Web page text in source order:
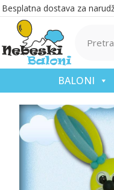
Besplatna dostava za
BALONI